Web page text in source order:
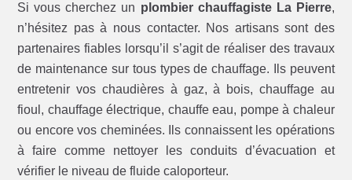
Si vous cherchez un plombier chauffagiste La Pierre,
n’hésitez pas à nous contacter. Nos artisans sont des
partenaires fiables lorsqu’il s’agit de réaliser des travaux
de maintenance sur tous types de chauffage. Ils peuvent
entretenir vos chaudières à gaz, à bois, chauffage au
fioul, chauffage électrique, chauffe eau, pompe à chaleur
ou encore vos cheminées. Ils connaissent les opérations
à faire comme nettoyer les conduits d’évacuation et
vérifier le niveau de fluide caloporteur.